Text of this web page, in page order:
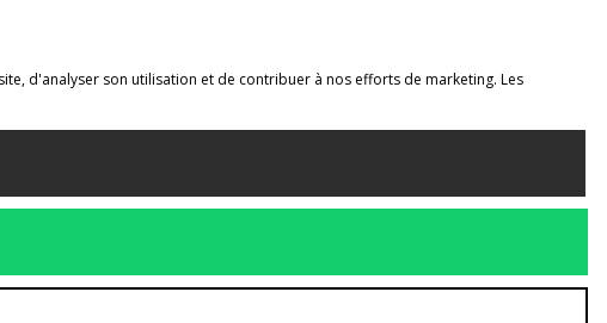
d'analyser son utilisation et de contribuer à nos efforts de marketing. Les